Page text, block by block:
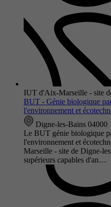
IUT d'Aix-Marseille - site
BUT - Génie biologique
l'environnement et
Digne-les-Bains 04000
Le BUT génie biologique
l'environnement et
Marseille - site de Digne-
supérieurs capables d'an…